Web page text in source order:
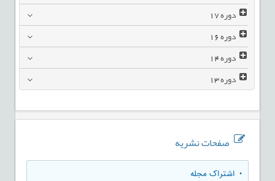
دوره17
دوره16
دوره14
دوره13
صفحات نشریه
• اشتراک مجله